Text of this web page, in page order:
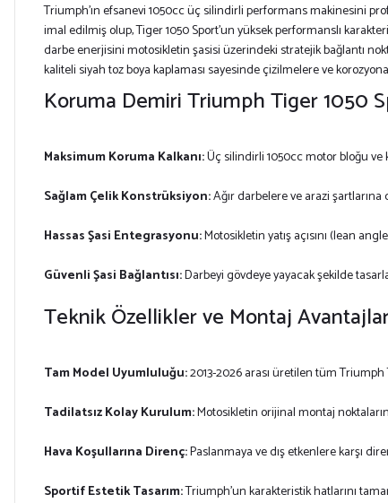
Triumph’ın efsanevi 1050cc üç silindirli performans makinesini
imal edilmiş olup, Tiger 1050 Sport’un yüksek performanslı
darbe enerjisini motosikletin şasisi üzerindeki stratejik bağlantı
kaliteli siyah toz boya kaplaması sayesinde çizilmelere ve
Koruma Demiri Triumph Tiger 1050
Maksimum Koruma Kalkanı:Üç silindirli 1050cc motor bloğu
Sağlam Çelik Konstrüksiyon:Ağır darbelere ve arazi şartlarına
Hassas Şasi Entegrasyonu:Motosikletin yatış açısını (lean
Güvenli Şasi Bağlantısı:Darbeyi gövdeye yayacak şekilde
Teknik Özellikler ve Montaj
Tam Model Uyumluluğu:2013-2026 arası üretilen tüm
Tadilatsız Kolay Kurulum:Motosikletin orijinal montaj
Hava Koşullarına Direnç:Paslanmaya ve dış etkenlere karşı
Sportif Estetik Tasarım:Triumph'un karakteristik hatlarını